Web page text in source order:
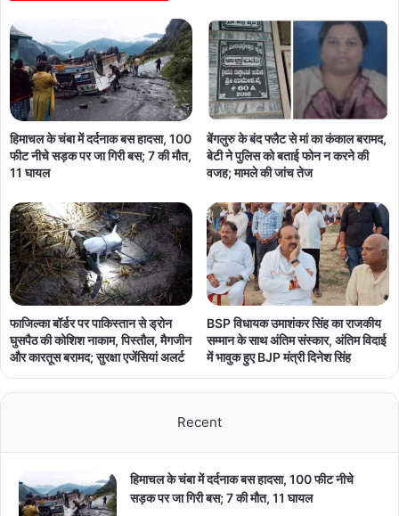
हिमाचल के चंबा में दर्दनाक बस हादसा, 100
फीट नीचे सड़क पर जा गिरी बस; 7 की मौत,
11 घायल
बेंगलुरु के बंद फ्लैट से मां का कंकाल बरामद,
बेटी ने पुलिस को बताई फोन न करने की
वजह; मामले की जांच तेज
फाजिल्का बॉर्डर पर पाकिस्तान से ड्रोन
घुसपैठ की कोशिश नाकाम, पिस्तौल, मैगजीन
और कारतूस बरामद; सुरक्षा एजेंसियां अलर्ट
BSP विधायक उमाशंकर सिंह का राजकीय
सम्मान के साथ अंतिम संस्कार, अंतिम विदाई
में भावुक हुए BJP मंत्री दिनेश सिंह
Recent
हिमाचल के चंबा में दर्दनाक बस हादसा, 100 फीट नीचे
सड़क पर जा गिरी बस; 7 की मौत, 11 घायल